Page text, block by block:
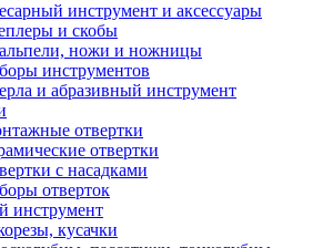
инструмент и аксессуары
и скобы
ножи и ножницы
инструментов
и абразивный инструмент
отвертки
отвертки
с насадками
отверток
инструмент
кусачки